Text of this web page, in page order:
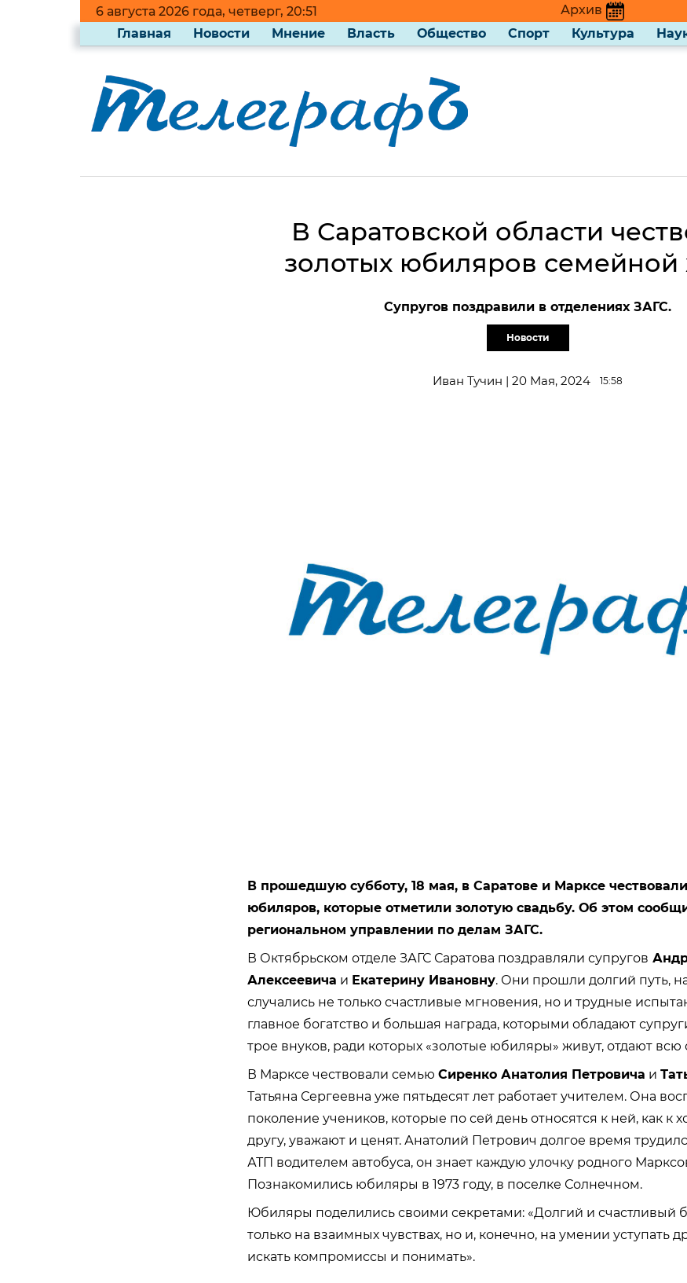
6 августа 2026 года, четверг, 20:51 Архив
Главная
Новости Мнение Власть Общество Спорт Культура
В Саратовской области
золотых юбиляров
Супругов поздравили в отделениях ЗАГС.
Новости
Иван Тучин | 20 Мая, 2024 15:58
В прошедшую субботу, 18 мая, в Саратове и Марксе
юбиляров, которые отметили золотую свадьбу. Об этом
региональном управлении по делам ЗАГС.
В Октябрьском отделе ЗАГС Саратова поздравляли супругов
Алексеевича и Екатерину Ивановну. Они прошли долгий путь,
случались не только счастливые мгновения, но и трудные
главное богатство и большая награда, которыми обладают
трое внуков, ради которых «золотые юбиляры» живут, отдают
В Марксе чествовали семью Сиренко Анатолия Петровича и
Татьяна Сергеевна уже пятьдесят лет работает учителем. Она
поколение учеников, которые по сей день относятся к ней, как к
другу, уважают и ценят. Анатолий Петрович долгое время
АТП водителем автобуса, он знает каждую улочку родного
Познакомились юбиляры в 1973 году, в поселке Солнечном.
Юбиляры поделились своими секретами: «Долгий и счастливый
только на взаимных чувствах, но и, конечно, на умении уступать
искать компромиссы и понимать».